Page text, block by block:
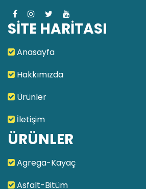
SİTE HARİTASI
Anasayfa
Hakkımızda
Ürünler
İletişim
ÜRÜNLER
Agrega-Kayaç
Asfalt-Bitüm